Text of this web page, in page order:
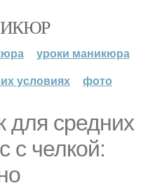
уроки маникюра
условиях
фото
для средних
с челкой: